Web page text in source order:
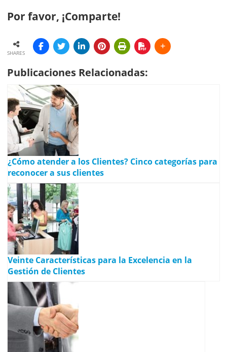
Por favor, ¡Comparte!
SHARES
Publicaciones Relacionadas:
¿Cómo atender a los Clientes? Cinco categorías para
reconocer a sus clientes
Veinte Características para la Excelencia en la
Gestión de Clientes